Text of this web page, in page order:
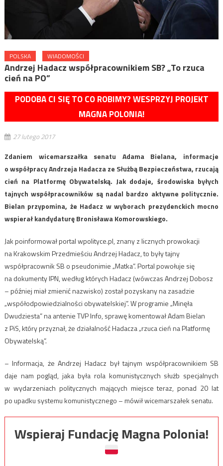
POLSKA WIADOMOŚCI
Andrzej Hadacz współpracownikiem SB? „To rzuca
cień na PO”
PODOBA CI SIĘ TO CO ROBIMY? WESPRZYJ PROJEKT
MAGNA POLONIA!
27 lutego 2017
Zdaniem wicemarszałka senatu Adama Bielana, informacje
o współpracy Andrzeja Hadacza ze Służbą Bezpieczeństwa, rzucają
cień na Platformę Obywatelską. Jak dodaje, środowiska byłych
tajnych współpracowników są nadal bardzo aktywne politycznie.
Bielan przypomina, że Hadacz w wyborach prezydenckich mocno
wspierał kandydaturę Bronisława Komorowskiego.
Jak poinformował portal wpolityce.pl, znany z licznych prowokacji
na Krakowskim Przedmieściu Andrzej Hadacz, to były tajny
współpracownik SB o pseudonimie „Matka”. Portal powołuje się
na dokumenty IPN, według których Hadacz (wówczas Andrzej Dobosz
– później miał zmienić nazwisko) został pozyskany na zasadzie
„współodpowiedzialności obywatelskiej”. W programie „Minęła
Dwudziesta” na antenie TVP Info, sprawę komentował Adam Bielan
z PiS, który przyznał, że działalność Hadacza „rzuca cień na Platformę
Obywatelską”.
– Informacja, że Andrzej Hadacz był tajnym współpracownikiem SB
daje nam pogląd, jaka była rola komunistycznych służb specjalnych
w wydarzeniach politycznych mających miejsce teraz, ponad 20 lat
po upadku systemu komunistycznego – mówił wicemarszałek senatu.
Wspieraj Fundację Magna Polonia!